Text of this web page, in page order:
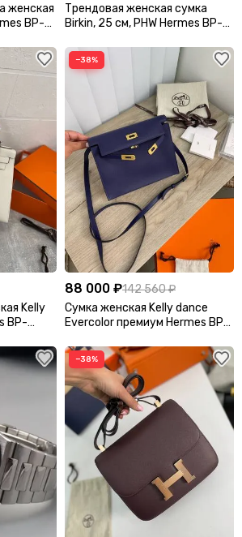
женская
BP-
Трендовая женская сумка
Birkin, 25 см, PHW Hermes BP-
Kelly
BP-
−38%
88 000 ₽142 560 ₽
Сумка женская Kelly dance
Evercolor премиум Hermes BP-
−38%